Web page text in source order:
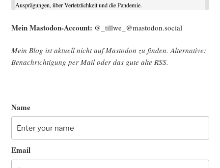
Ausprägungen, über Verletzlichkeit und die Pandemie.
Mein Mast­o­don-Account: @_tillwe_@mastodon.social
Mein Blog ist aktu­ell nicht auf Mast­o­don zu fin­den. Alter­na­ti­ve:
Benach­rich­ti­gung per Mail oder das gute alte RSS.
Name
Email